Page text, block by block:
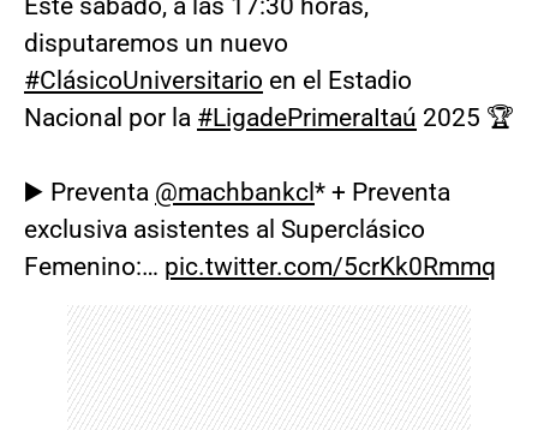
Este sábado, a las 17:30 horas,
disputaremos un nuevo
#ClásicoUniversitario en el Estadio
Nacional por la #LigadePrimeraItaú 2025 🏆
▶️ Preventa @machbankcl * + Preventa
exclusiva asistentes al Superclásico
Femenino:… pic.twitter.com/5crKk0Rmmq